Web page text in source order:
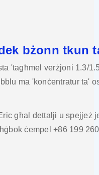
bżonn tkun
'tagħmel verżjoni 1.3/
ma 'konċentratur ta'
għal dettalji u spejjeż
ċempel +86 199